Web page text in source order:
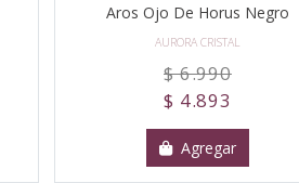
Aros Ojo De Horus Negro
AURORA CRISTAL
$ 6.990
$ 4.893
Agregar